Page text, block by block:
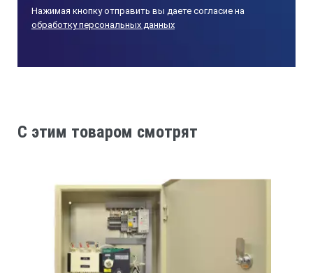
Нажимая кнопку отправить вы даете согласие на
обработку персональных данных
C этим товаром смотрят